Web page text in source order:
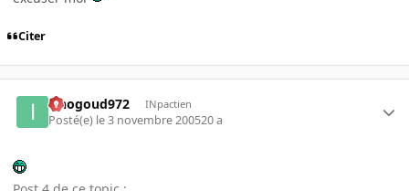
Citer
iznogoud972 INpactien
Posté(e) le 3 novembre 200520 a